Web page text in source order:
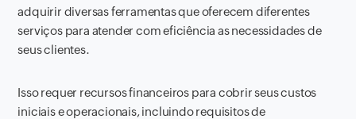
adquirir diversas ferramentas que oferecem diferentes
serviços para atender com eficiência as necessidades de
seus clientes.
Isso requer recursos financeiros para cobrir seus custos
iniciais e operacionais, incluindo requisitos de